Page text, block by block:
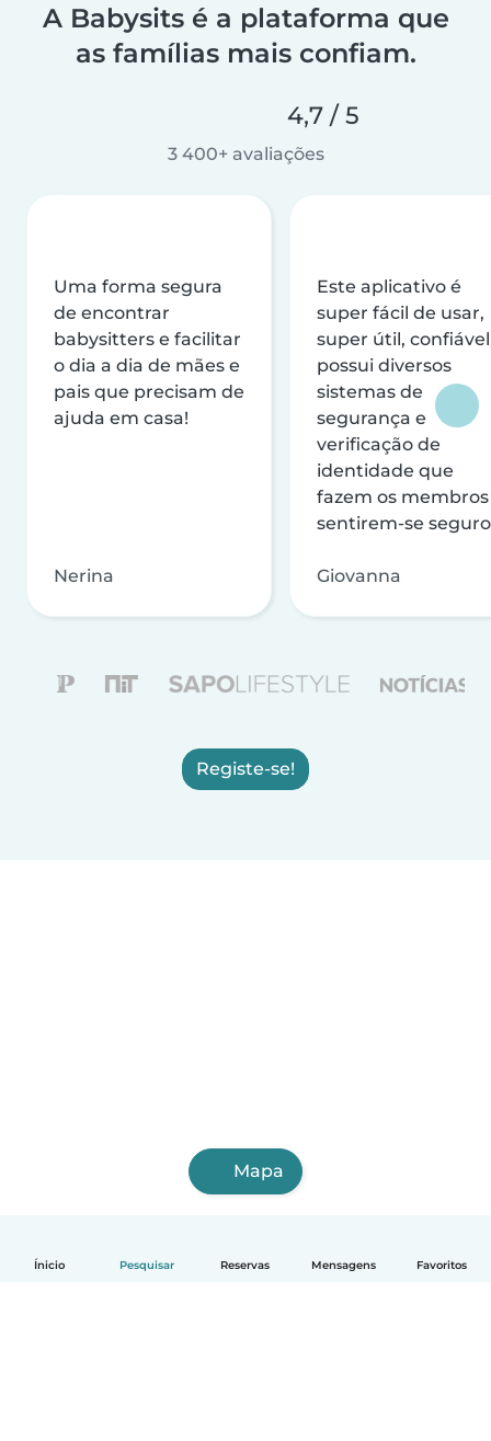
Ínicio Pesquisar Reservas Mensagens Favoritos
A Babysits é a plataforma que
as famílias mais confiam.
4,7 / 5
3 400+ avaliações
Uma forma segura
de encontrar
babysitters e facilitar
o dia a dia de mães e
pais que precisam de
ajuda em casa!
Nerina
Este aplicativo é
super fácil de usar,
super útil,
possui diversos
sistemas de
segurança e
verificação de
identidade que
fazem os membros
sentirem-se
Giovanna
Registe-se!
Mapa